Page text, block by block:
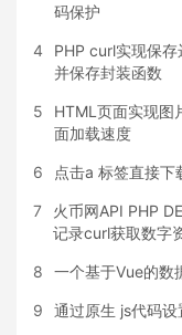
码保护
4
PHP curl实现保
并保存封装函数
5
HTML页面实现图
面加载速度
6 点击a 标签直接
7
火币网API PHP
记录curl获取数字
8 一个基于Vue的数
9 通过原生 js代码